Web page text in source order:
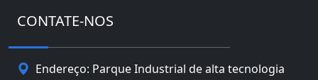
CONTATE-NOS
Endereço: Parque Industrial de alta tecnologia